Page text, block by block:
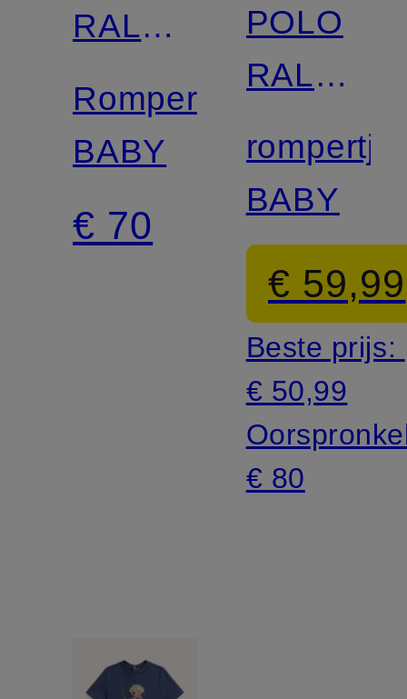
RALPH
LAUREN
Rompertje
BABY
€ 70
Mix &
match
POLO
RALPH
LAUREN
rompertje
BABY
€ 59,99
Beste prijs:
€ 50,99
€ 80